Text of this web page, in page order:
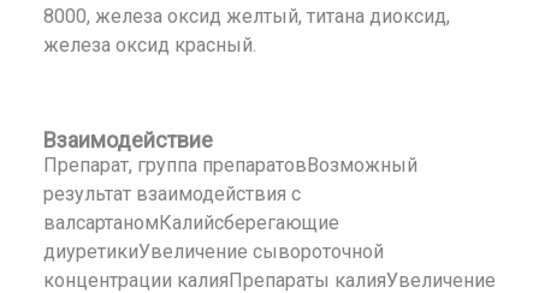
8000, железа оксид желтый, титана диоксид,
железа оксид красный.
Взаимодействие
Препарат, группа препаратовВозможный
результат взаимодействия с
валсартаномКалийсберегающие
диуретикиУвеличение сывороточной
концентрации калияПрепараты калияУвеличение